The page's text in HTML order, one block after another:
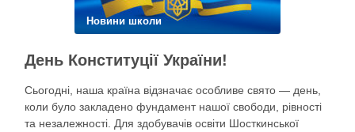
Новини школи
День Конституції України!
Сьогодні, наша країна відзначає особливе свято — день,
коли було закладено фундамент нашої свободи, рівності
та незалежності. Для здобувачів освіти Шосткинської